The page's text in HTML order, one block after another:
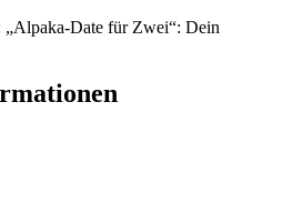
Date für Zwei“: Dein